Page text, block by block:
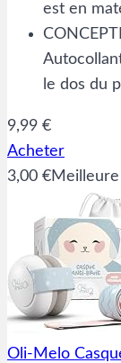
est en
le dos du
9,99 €
Acheter
3,00 €
Oli-Melo